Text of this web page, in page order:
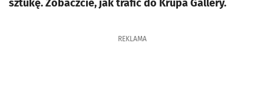
sztukę. Zobaczcie, jak trafić do Krupa Gallery.
REKLAMA